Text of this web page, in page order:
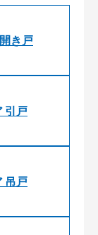
き戸
引戸
吊戸